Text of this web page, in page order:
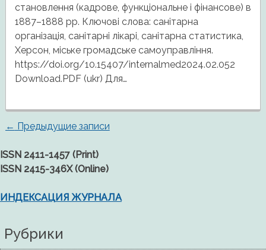
становлення (кадрове, функціональне і фінансове) в
1887–1888 рр. Ключові слова: санітарна
організація, санітарні лікарі, санітарна статистика,
Херсон, міське громадське самоуправління.
https://doi.org/10.15407/internalmed2024.02.052
Download.PDF (ukr) Для…
Навигация
по
записям
← Предыдущие записи
ISSN 2411-1457 (Print)
ISSN 2415-346X (Online)
ИНДЕКСАЦИЯ ЖУРНАЛА
Рубрики